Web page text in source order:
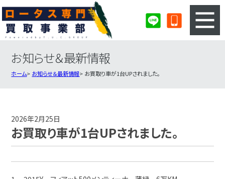
3ステップのカンタン査定
ロータス買取実績
お知らせ＆最新情報
ホーム お知らせ＆最新情報 お買取り車が1台UPされました。
2026年2月25日
お買取り車が1台UPされました。